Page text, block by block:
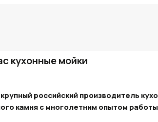
кухонные мойки
крупный российский производитель
камня с многолетним опытом работы